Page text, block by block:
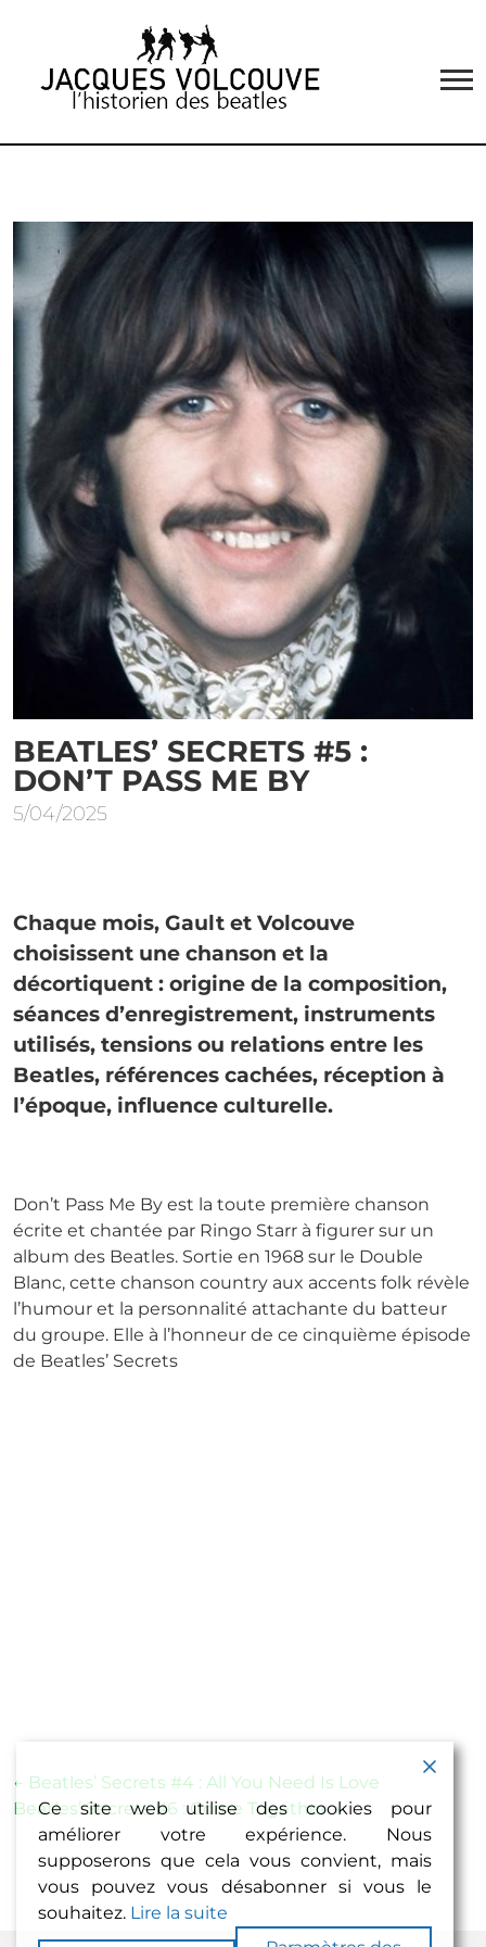
BEATLES’ SECRETS #5 :
DON’T PASS ME BY
5/04/2025
Chaque mois, Gault et Volcouve
choisissent une chanson et la
décortiquent : origine de la composition,
séances d’enregistrement, instruments
utilisés, tensions ou relations entre les
Beatles, références cachées, réception à
l’époque, influence culturelle.
Don’t Pass Me By est la toute première chanson
écrite et chantée par Ringo Starr à figurer sur un
album des Beatles. Sortie en 1968 sur le Double
Blanc, cette chanson country aux accents folk révèle
l’humour et la personnalité attachante du batteur
du groupe. Elle à l’honneur de ce cinquième épisode
de Beatles’ Secrets
Navigation
de
l’article
← Beatles’ Secrets #4 : All You Need Is Love
Beatles’ Secrets #6 : Come Together→
Ce site web utilise des cookies pour
améliorer votre expérience. Nous
supposerons que cela vous convient, mais
vous pouvez vous désabonner si vous le
souhaitez. Lire la suite